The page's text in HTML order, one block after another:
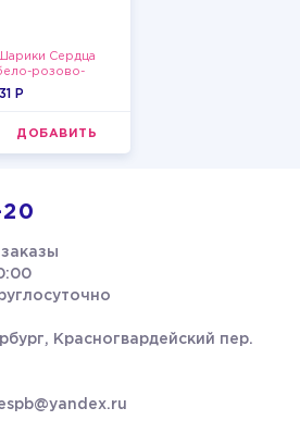
Сердца
розово-
P
ДОБАВИТЬ
Красногвардейский пер.